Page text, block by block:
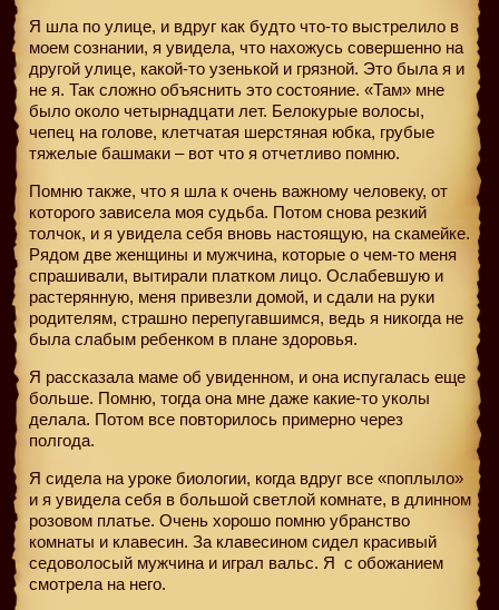
Я шла по улице, и вдруг как будто что-то выстрелило в
моем сознании, я увидела, что нахожусь совершенно на
другой улице, какой-то узенькой и грязной. Это была я и
не я. Так сложно объяснить это состояние. «Там» мне
было около четырнадцати лет. Белокурые волосы,
чепец на голове, клетчатая шерстяная юбка, грубые
тяжелые башмаки – вот что я отчетливо помню.
Помню также, что я шла к очень важному человеку, от
которого зависела моя судьба. Потом снова резкий
толчок, и я увидела себя вновь настоящую, на скамейке.
Рядом две женщины и мужчина, которые о чем-то меня
спрашивали, вытирали платком лицо. Ослабевшую и
растерянную, меня привезли домой, и сдали на руки
родителям, страшно перепугавшимся, ведь я никогда не
была слабым ребенком в плане здоровья.
Я рассказала маме об увиденном, и она испугалась еще
больше. Помню, тогда она мне даже какие-то уколы
делала. Потом все повторилось примерно через
полгода.
Я сидела на уроке биологии, когда вдруг все «поплыло»
и я увидела себя в большой светлой комнате, в длинном
розовом платье. Очень хорошо помню убранство
комнаты и клавесин. За клавесином сидел красивый
седоволосый мужчина и играл вальс. Я с обожанием
смотрела на него.